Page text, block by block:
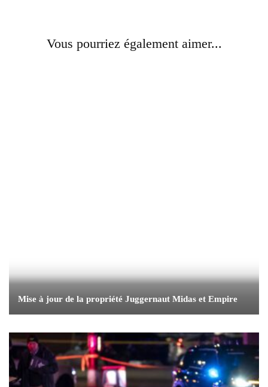
Vous pourriez également aimer...
Mise à jour de la propriété Juggernaut Midas et Empire